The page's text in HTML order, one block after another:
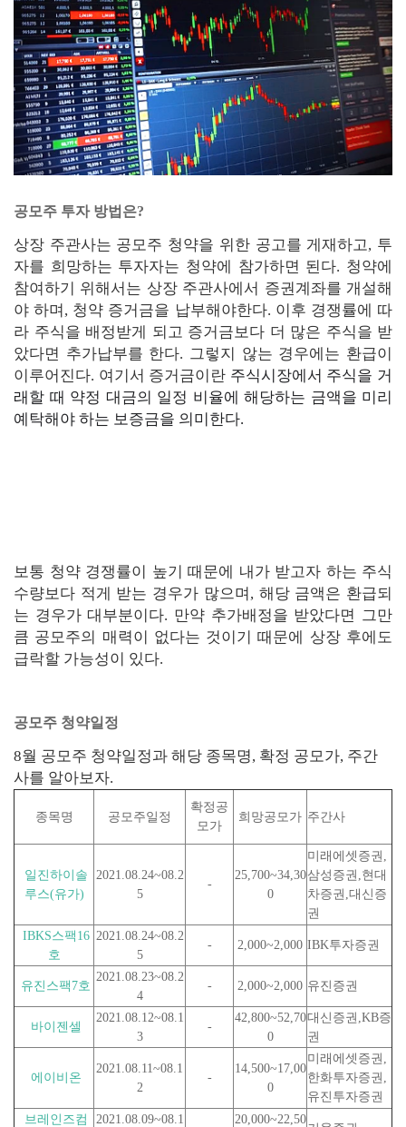
공모주 투자 방법은?
상장 주관사는 공모주 청약을 위한 공고를 게재하고, 투
자를 희망하는 투자자는 청약에 참가하면 된다. 청약에
참여하기 위해서는 상장 주관사에서 증권계좌를 개설해
야 하며, 청약 증거금을 납부해야한다. 이후 경쟁률에 따
라 주식을 배정받게 되고 증거금보다 더 많은 주식을 받
았다면 추가납부를 한다. 그렇지 않는 경우에는 환급이
이루어진다. 여기서 증거금이란 주식시장에서 주식을 거
래할 때 약정 대금의 일정 비율에 해당하는 금액을 미리
예탁해야 하는 보증금을 의미한다.
보통 청약 경쟁률이 높기 때문에 내가 받고자 하는 주식
수량보다 적게 받는 경우가 많으며, 해당 금액은 환급되
는 경우가 대부분이다. 만약 추가배정을 받았다면 그만
큼 공모주의 매력이 없다는 것이기 때문에 상장 후에도
급락할 가능성이 있다.
공모주 청약일정
8월 공모주 청약일정과 해당 종목명, 확정 공모가, 주간
사를 알아보자.
종목명 공모주일정
확정공
모가
희망공모가 주간사
일진하이솔
루스(유가)
2021.08.24~08.2
5
-
25,700~34,30
0
미래에셋증권,
삼성증권,현대
차증권,대신증
권
IBKS스팩16
호
2021.08.24~08.2
5
- 2,000~2,000 IBK투자증권
유진스팩7호
2021.08.23~08.2
4
- 2,000~2,000 유진증권
바이젠셀
2021.08.12~08.1
3
-
42,800~52,70
0
대신증권,KB증
권
에이비온
2021.08.11~08.1
2
-
14,500~17,00
0
미래에셋증권,
한화투자증권,
유진투자증권
브레인즈컴
2021.08.09~08.1 20,000~22,50